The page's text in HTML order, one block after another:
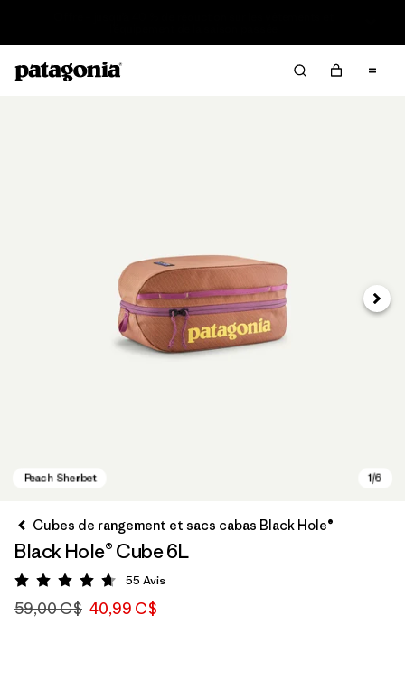
Cubes de rangement et sacs cabas Black Hole®
Black Hole® Cube 6L
Évaluation: 4.7 / 5
55 Avis
59,00 C$ 40,99 C$